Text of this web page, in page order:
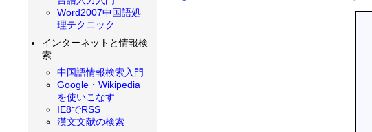
Word2007中国語処
理テクニック
インターネットと情報検
索
中国語情報検索入門
Google・Wikipedia
を使いこなす
IE8でRSS
漢文文献の検索